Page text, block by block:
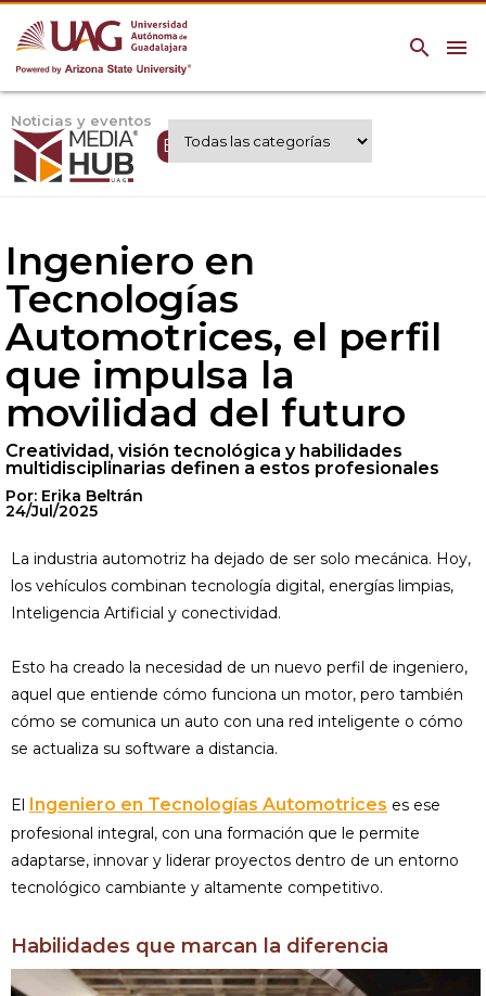
menu
search
Noticias y eventos
Expertos UAG
Ingeniero en
Tecnologías
Automotrices, el perfil
que impulsa la
movilidad del futuro
Creatividad, visión tecnológica y habilidades
multidisciplinarias definen a estos profesionales
Por: Erika Beltrán
24/Jul/2025
La industria automotriz ha dejado de ser solo mecánica. Hoy,
los vehículos combinan tecnología digital, energías limpias,
Inteligencia Artificial y conectividad.
Esto ha creado la necesidad de un nuevo perfil de ingeniero,
aquel que entiende cómo funciona un motor, pero también
cómo se comunica un auto con una red inteligente o cómo
se actualiza su software a distancia.
El Ingeniero en Tecnologías Automotrices es ese
profesional integral, con una formación que le permite
adaptarse, innovar y liderar proyectos dentro de un entorno
tecnológico cambiante y altamente competitivo.
Habilidades que marcan la diferencia